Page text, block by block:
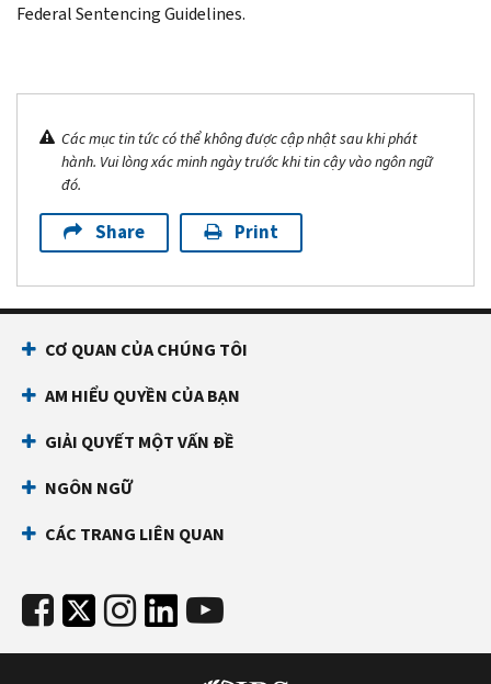
Federal Sentencing Guidelines.
Các mục tin tức có thể không được cập nhật sau khi phát
hành. Vui lòng xác minh ngày trước khi tin cậy vào ngôn ngữ
đó.
Share Print
CƠ QUAN CỦA CHÚNG TÔI
AM HIỂU QUYỀN CỦA BẠN
GIẢI QUYẾT MỘT VẤN ĐỀ
NGÔN NGỮ
CÁC TRANG LIÊN QUAN